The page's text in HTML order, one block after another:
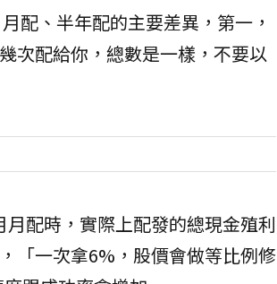
配、半年配的主要差異，第一，
次配給你，總數是一樣，不要以
配時，實際上配發的總現金殖利
「一次拿6%，股價會做等比例修